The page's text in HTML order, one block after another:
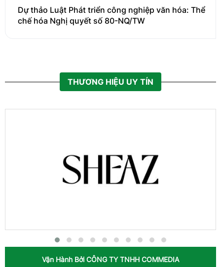
Dự thảo Luật Phát triển công nghiệp văn hóa: Thể
chế hóa Nghị quyết số 80-NQ/TW
THƯƠNG HIỆU UY TÍN
Vận Hành Bởi CÔNG TY TNHH COMMEDIA